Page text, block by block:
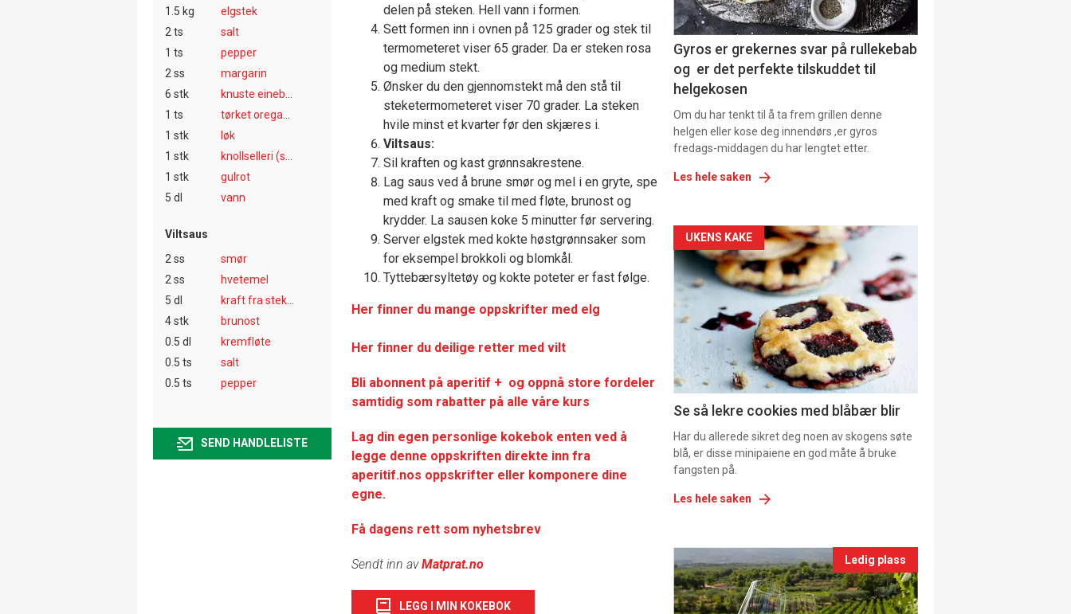
1.5 kg
elgstek
2 ts
salt
1 ts
pepper
2 ss
margarin
6 stk
1 ts
1 stk
løk
1 stk
1 stk
gulrot
5 dl
vann
Viltsaus
2 ss
smør
2 ss
hvetemel
5 dl
4 stk
brunost
0.5 dl
kremfløte
0.5 ts
salt
0.5 ts
pepper
SEND HANDLELISTE
delen på steken. Hell vann i formen.
Sett formen inn i ovnen på 125 grader og stek til
termometeret viser 65 grader. Da er steken rosa
og medium stekt.
Ønsker du den gjennomstekt må den stå til
steketermometeret viser 70 grader. La steken
hvile minst et kvarter før den skjæres i.
Viltsaus:
Sil kraften og kast grønnsakrestene.
Lag saus ved å brune smør og mel i en gryte, spe
med kraft og smake til med fløte, brunost og
krydder. La sausen koke 5 minutter før servering.
Server elgstek med kokte høstgrønnsaker som
for eksempel brokkoli og blomkål.
Tyttebærsyltetøy og kokte poteter er fast følge.
Her finner du mange oppskrifter med elg
Her finner du deilige retter med vilt
Bli abonnent på aperitif + og oppnå store fordeler
samtidig som rabatter på alle våre kurs
Lag din egen personlige kokebok enten ved å
legge denne oppskriften direkte inn fra
aperitif.nos oppskrifter eller komponere dine
egne.
Få dagens rett som nyhetsbrev
Sendt inn avMatprat.no
LEGG I MIN KOKEBOK
11
Dagens
rett
2
Gyros er grekernes svar på rullekebab
og er det perfekte tilskuddet til
helgekosen
Om du har tenkt til å ta frem grillen denne
helgen eller kose deg innendørs ,er gyros
fredags-middagen du har lengtet etter.
Les hele saken
Artikler
detail
-
section
11
Ukens
vin
UKENS KAKE
Se så lekre cookies med blåbær blir
Har du allerede sikret deg noen av skogens søte
blå, er disse minipaiene en god måte å bruke
fangsten på.
Les hele saken
Events
single
Ledig plass